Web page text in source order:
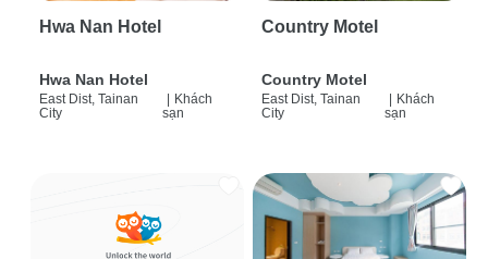
Hwa Nan Hotel
Hwa Nan Hotel
East Dist, Tainan
City
| Khách
sạn
Country Motel
Country Motel
East Dist, Tainan
City
| Khách
sạn